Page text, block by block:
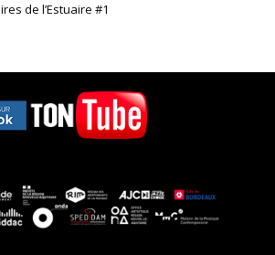
de l’Estuaire #1